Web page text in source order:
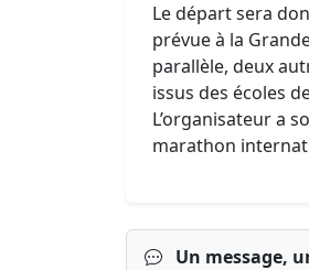
Le départ sera
prévue à la
parallèle, deux
issus des écoles
L’organisateur a
marathon
Un message,